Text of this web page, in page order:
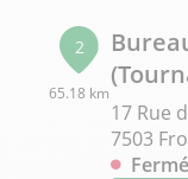
2
65.18 km
17 Rue
7503